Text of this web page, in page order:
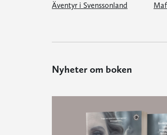
Äventyr i Svenssonland
Nyheter om boken